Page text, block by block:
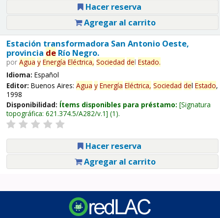
Hacer reserva
Agregar al carrito
Estación transformadora San Antonio Oeste,
provincia deRío Negro.
por Agua y Energía Eléctrica, Sociedad del Estado.
Idioma: Español
Editor: Buenos Aires: Agua y Energía Eléctrica, Sociedad del Estado,
1998
Disponibilidad: Ítems disponibles para préstamo: Signatura
topográfica: 621.374.5/A282/v.1 (1).
Hacer reserva
Agregar al carrito